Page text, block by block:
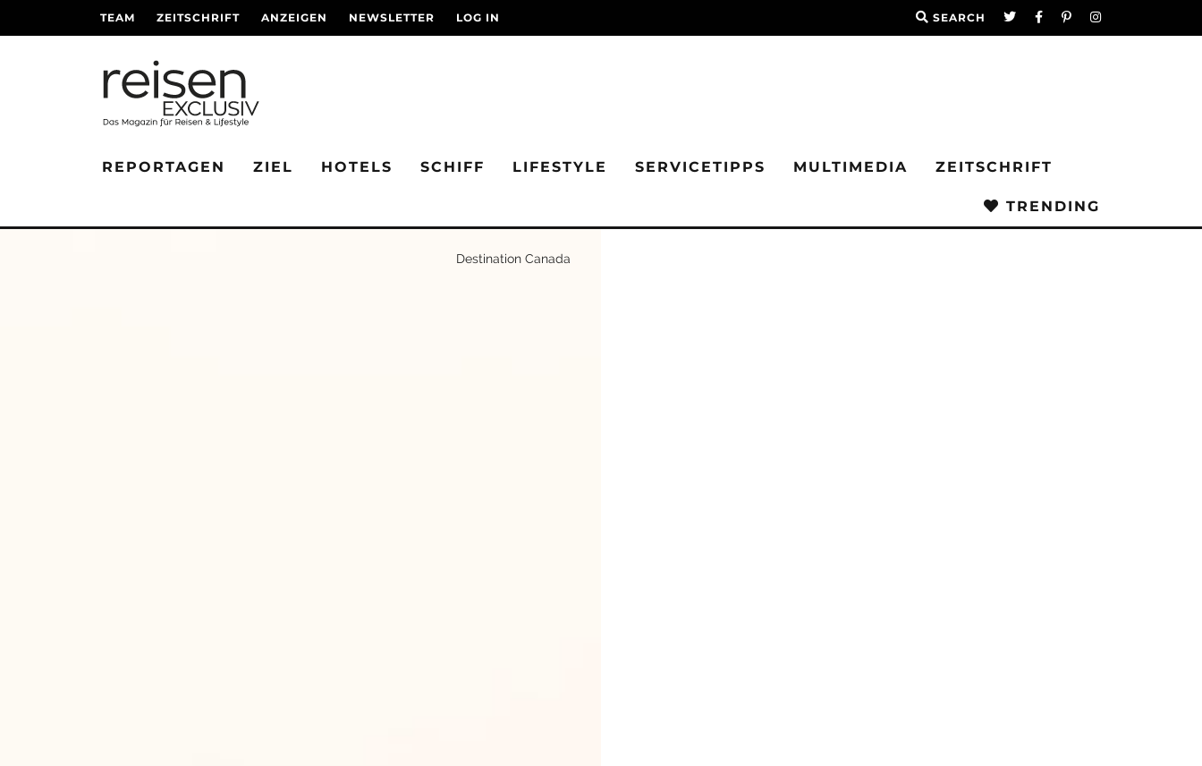
TEAM ZEITSCHRIFT ANZEIGEN NEWSLETTER LOG IN SEARCH
REPORTAGEN ZIEL HOTELS SCHIFF LIFESTYLE SERVICETIPPS MULTIMEDIA ZEITSCHRIFT
TRENDING
Destination Canada